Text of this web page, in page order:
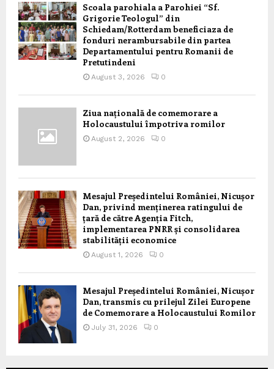
Scoala parohiala a Parohiei “Sf.
Grigorie Teologul” din
Schiedam/Rotterdam beneficiaza de
fonduri nerambursabile din partea
Departamentului pentru Romanii de
Pretutindeni
August 3, 2026 0
Ziua națională de comemorare a
Holocaustului împotriva romilor
August 2, 2026 0
Mesajul Președintelui României, Nicușor
Dan, privind menținerea ratingului de
țară de către Agenția Fitch,
implementarea PNRR și consolidarea
stabilității economice
August 1, 2026 0
Mesajul Președintelui României, Nicușor
Dan, transmis cu prilejul Zilei Europene
de Comemorare a Holocaustului Romilor
July 31, 2026 0